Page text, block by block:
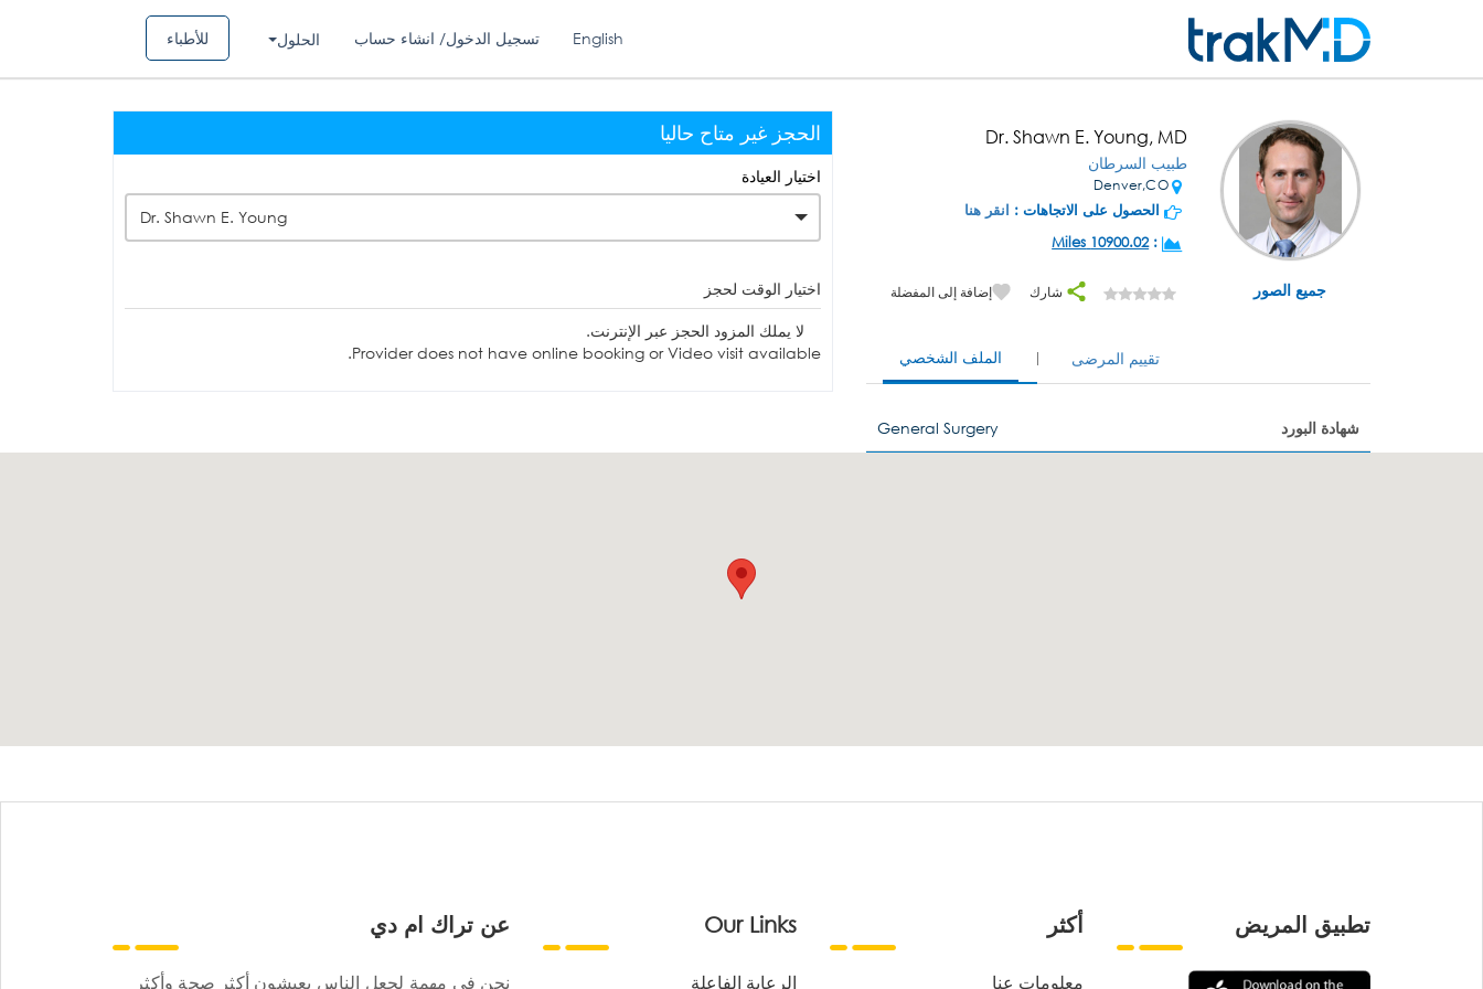
للأطباء الحلول تسجيل الدخول/ انشاء حساب English
جميع الصور
Dr. Shawn E. Young, MD
طبيب السرطان
Denver,CO
الحصول على الاتجاهات : انقر هنا
:
10900.02 Miles
شارك إضافة إلى المفضلة
الملف الشخصي تقييم المرضى
شهادة البورد General Surgery
الحجز غير متاح حاليا
اختيار العيادة
Dr. Shawn E. Young
اختيار الوقت لحجز
لا يملك المزود الحجز عبر الإنترنت.
Provider does not have online booking or Video visit available.
عن تراك ام دي
نحن في مهمة لجعل الناس يعيشون أكثر صحة وأكثر
Our Links
الرعاية الفاعلة
أكثر
معلومات عنا
تطبيق المريض